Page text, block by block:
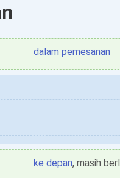
dalam pemesanan
ke depan, masih